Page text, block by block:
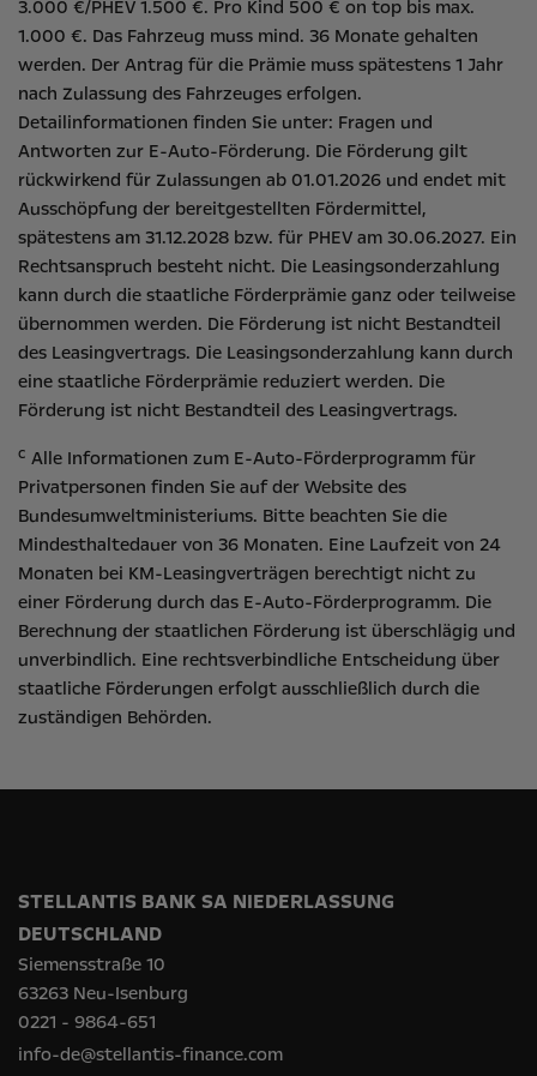
3.000 €/PHEV 1.500 €. Pro Kind 500 € on top bis max.
1.000 €. Das Fahrzeug muss mind. 36 Monate gehalten
werden. Der Antrag für die Prämie muss spätestens 1 Jahr
nach Zulassung des Fahrzeuges erfolgen.
Detailinformationen finden Sie unter: Fragen und
Antworten zur E-Auto-Förderung. Die Förderung gilt
rückwirkend für Zulassungen ab 01.01.2026 und endet mit
Ausschöpfung der bereitgestellten Fördermittel,
spätestens am 31.12.2028 bzw. für PHEV am 30.06.2027. Ein
Rechtsanspruch besteht nicht​. Die Leasingsonderzahlung
kann durch die staatliche Förderprämie ganz oder teilweise
übernommen werden. Die Förderung ist nicht Bestandteil
des Leasingvertrags. Die Leasingsonderzahlung kann durch
eine staatliche Förderprämie reduziert werden. Die
Förderung ist nicht Bestandteil des Leasingvertrags.
c Alle Informationen zum E-Auto-Förderprogramm für
Privatpersonen finden Sie auf der Website des
Bundesumweltministeriums. Bitte beachten Sie die
Mindesthaltedauer von 36 Monaten. Eine Laufzeit von 24
Monaten bei KM-Leasingverträgen berechtigt nicht zu
einer Förderung durch das E-Auto-Förderprogramm. Die
Berechnung der staatlichen Förderung ist überschlägig und
unverbindlich. Eine rechtsverbindliche Entscheidung über
staatliche Förderungen erfolgt ausschließlich durch die
zuständigen Behörden.
STELLANTIS BANK SA NIEDERLASSUNG
DEUTSCHLAND
Siemensstraße 10
63263 Neu-Isenburg
0221 - 9864-651
info-de@stellantis-finance.com